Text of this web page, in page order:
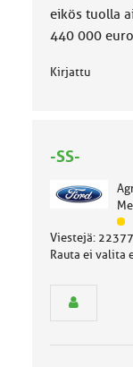
eikös tuolla
440 000
Kirjattu
-SS-
J
ä
s
Viestejä: 22377
Rauta ei valita